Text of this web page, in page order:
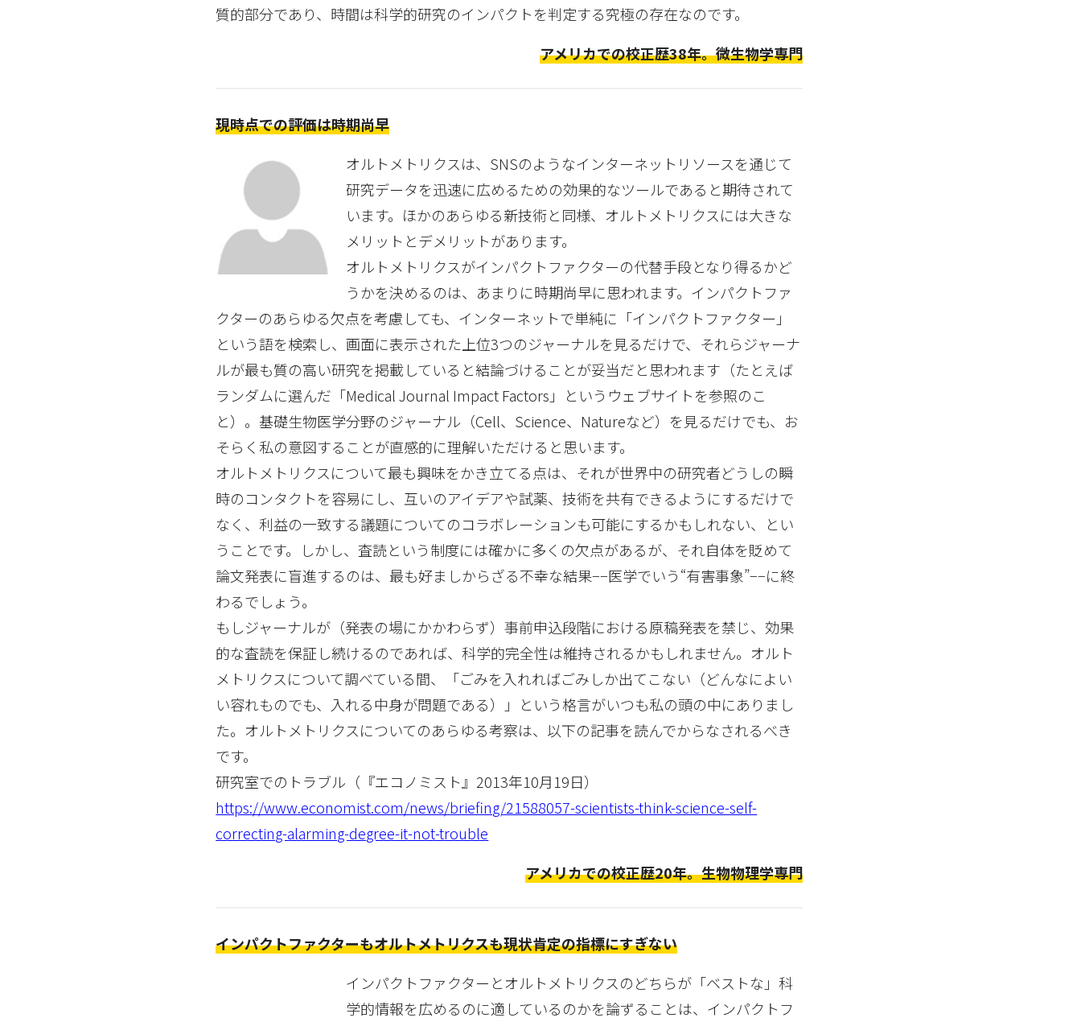
質的部分であり、時間は科学的研究のインパクトを判定する究極の存在なのです。
アメリカでの校正歴38年。微生物学専門
現時点での評価は時期尚早
オルトメトリクスは、SNSのようなインターネットリソースを通じて
研究データを迅速に広めるための効果的なツールであると期待されて
います。ほかのあらゆる新技術と同様、オルトメトリクスには大きな
メリットとデメリットがあります。
オルトメトリクスがインパクトファクターの代替手段となり得るかど
うかを決めるのは、あまりに時期尚早に思われます。インパクトファ
クターのあらゆる欠点を考慮しても、インターネットで単純に「インパクトファクター」
という語を検索し、画面に表示された上位3つのジャーナルを見るだけで、それらジャーナ
ルが最も質の高い研究を掲載していると結論づけることが妥当だと思われます（たとえば
ランダムに選んだ「Medical Journal Impact Factors」というウェブサイトを参照のこ
と）。基礎生物医学分野のジャーナル（Cell、Science、Natureなど）を見るだけでも、お
そらく私の意図することが直感的に理解いただけると思います。
オルトメトリクスについて最も興味をかき立てる点は、それが世界中の研究者どうしの瞬
時のコンタクトを容易にし、互いのアイデアや試薬、技術を共有できるようにするだけで
なく、利益の一致する議題についてのコラボレーションも可能にするかもしれない、とい
うことです。しかし、査読という制度には確かに多くの欠点があるが、それ自体を貶めて
論文発表に盲進するのは、最も好ましからざる不幸な結果−−医学でいう“有害事象”−−に終
わるでしょう。
もしジャーナルが（発表の場にかかわらず）事前申込段階における原稿発表を禁じ、効果
的な査読を保証し続けるのであれば、科学的完全性は維持されるかもしれません。オルト
メトリクスについて調べている間、「ごみを入れればごみしか出てこない（どんなによい
い容れものでも、入れる中身が問題である）」という格言がいつも私の頭の中にありまし
た。オルトメトリクスについてのあらゆる考察は、以下の記事を読んでからなされるべき
です。
研究室でのトラブル（『エコノミスト』2013年10月19日）
https://www.economist.com/news/briefing/21588057-scientists-think-science-self-
correcting-alarming-degree-it-not-trouble
アメリカでの校正歴20年。生物物理学専門
インパクトファクターもオルトメトリクスも現状肯定の指標にすぎない
インパクトファクターとオルトメトリクスのどちらが「ベストな」科
学的情報を広めるのに適しているのかを論ずることは、インパクトフ